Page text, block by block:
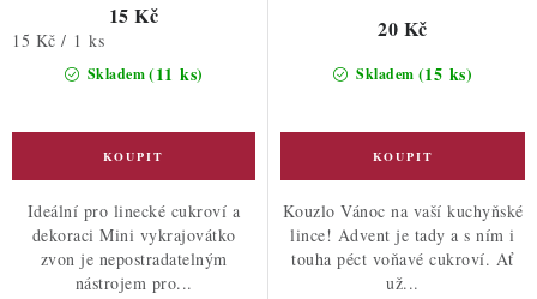
Skladem(11 ks)
15 Kč
Měrná
15 Kč / 1 ks
Ideální pro linecké cukroví a
dekoraci Mini vykrajovátko
zvon je nepostradatelným
nástrojem pro...
Skladem (15 ks)
20 Kč
Kouzlo Vánoc na vaší kuchyňské
lince! Advent je tady a s ním i
touha péct voňavé cukroví. Ať
už...